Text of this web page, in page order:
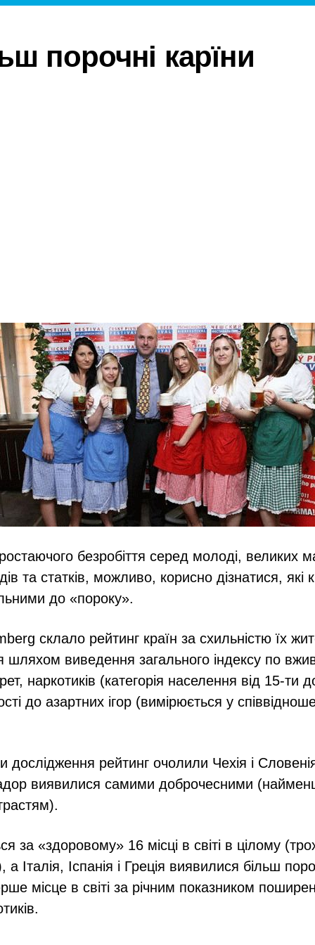
порочні карїни
безробіття серед молоді, великих
та статків, можливо, корисно дізнатися, які
до «пороку».
склало рейтинг країн за схильністю їх
шляхом виведення загального індексу по
наркотиків (категорія населення від 15-ти
до азартних ігор (вимірюється у
дослідження рейтинг очолили Чехія і
виявилися самими доброчесними
за «здоровому» 16 місці в світі в цілому
а Італія, Іспанія і Греція виявилися більш
місце в світі за річним показником